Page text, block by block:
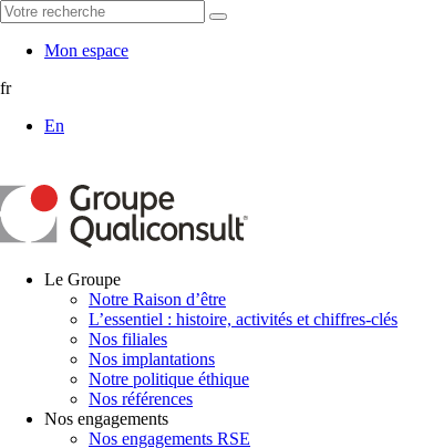
Mon espace
fr
En
Le Groupe
Notre Raison d’être
L’essentiel : histoire, activités et chiffres-clés
Nos filiales
Nos implantations
Notre politique éthique
Nos références
Nos engagements
Nos engagements RSE